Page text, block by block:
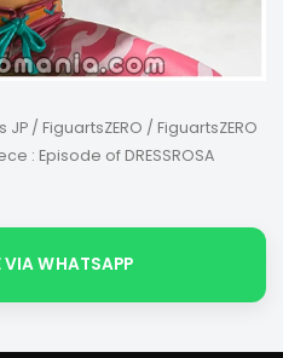
JP/ FiguartsZERO / FiguartsZERO
: Episode of DRESSROSA
VIA WHATSAPP